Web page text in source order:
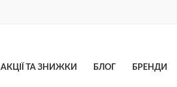
АКЦІЇ ТА ЗНИЖКИ БЛОГ БРЕНДИ